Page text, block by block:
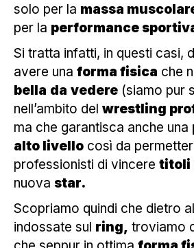
solo per la massa
per la performance
Si tratta infatti, in questi casi,
avere una forma fisica che
bella da vedere (siamo pur
nell’ambito del wrestling
ma che garantisca anche una
alto livello così da
professionisti di vincere titoli
nuova star.
Scopriamo quindi che dietro
indossate sul ring, troviamo